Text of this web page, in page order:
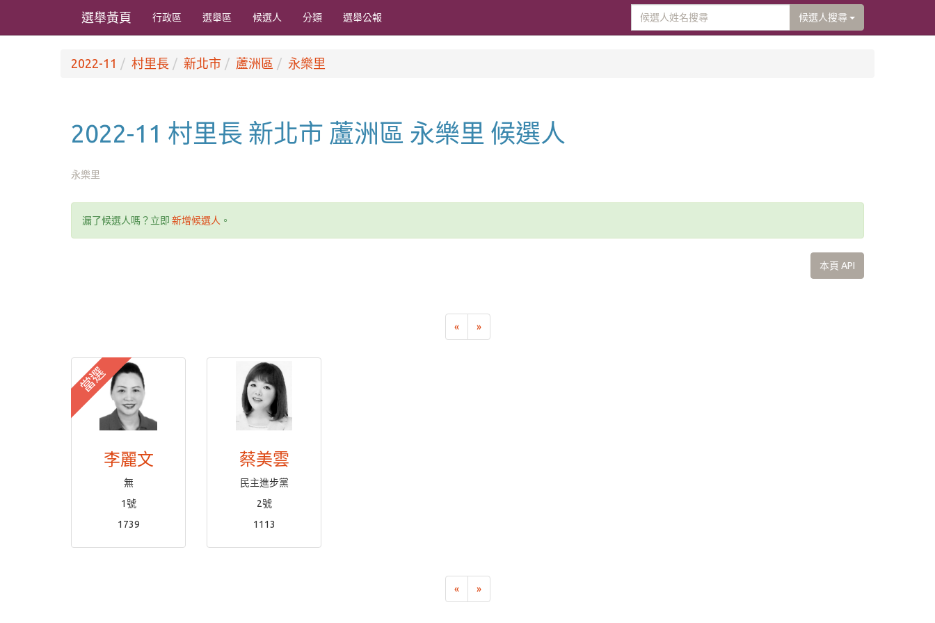
選舉黃頁 行政區 選舉區 候選人 分類 選舉公報 候選人搜尋
2022-11 村里長 新北市 蘆洲區 永樂里
2022-11 村里長 新北市 蘆洲區 永樂里 候選人
永樂里
漏了候選人嗎？立即 新增候選人 。
本頁 API
« »
當選
李麗文
無
1號
1739
蔡美雲
民主進步黨
2號
1113
« »